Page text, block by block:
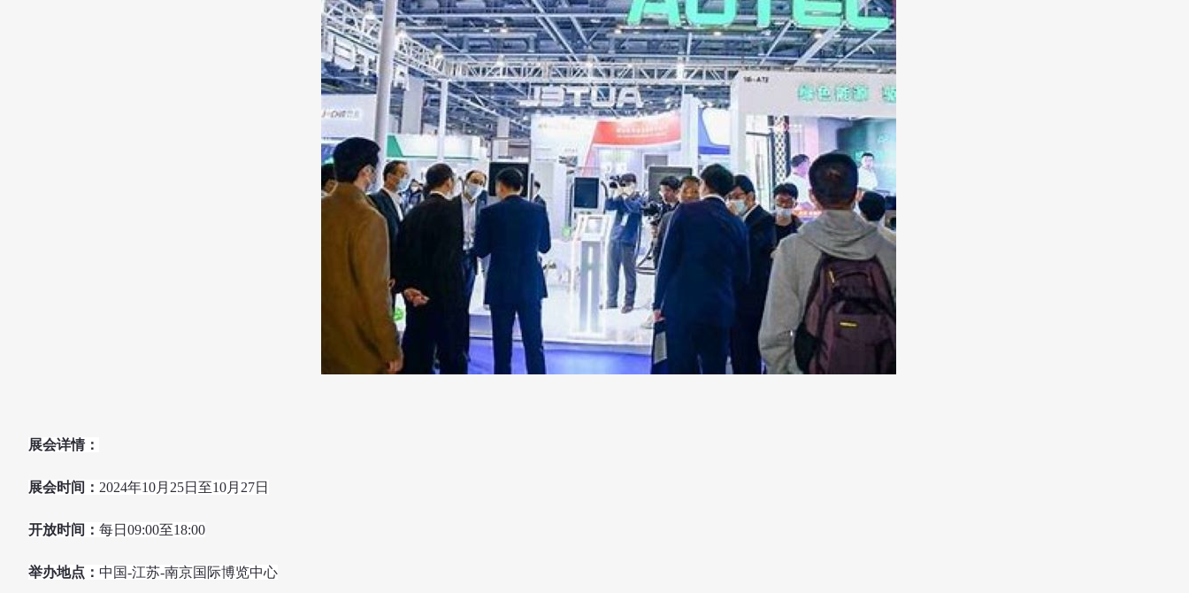
展会详情：
展会时间： 2024年10月25日至10月27日
开放时间： 每日09:00至18:00
举办地点： 中国-江苏-南京国际博览中心